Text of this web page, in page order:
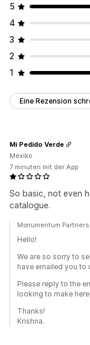
5
4
3
2
1
Eine Rezension
So basic, not even
catalogue.
Mi Pedido Verde
Mexiko
7 minuten mit der App
Monumentum
Hello!
We are so sorry to
have emailed you to
Please reply to the
looking to make
Thanks!
Krishna.